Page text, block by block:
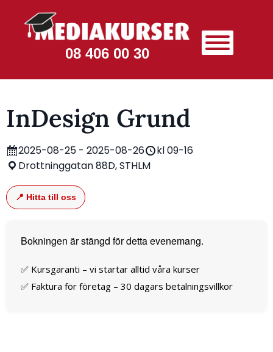
08 406 00 30
InDesign Grund
2025-08-25 - 2025-08-26
kl 09-16
Drottninggatan 88D, STHLM
📍 Hitta till oss
Bokningen är stängd för detta evenemang.
✅ Kursgaranti – vi startar alltid våra kurser
✅ Faktura för företag – 30 dagars betalningsvillkor